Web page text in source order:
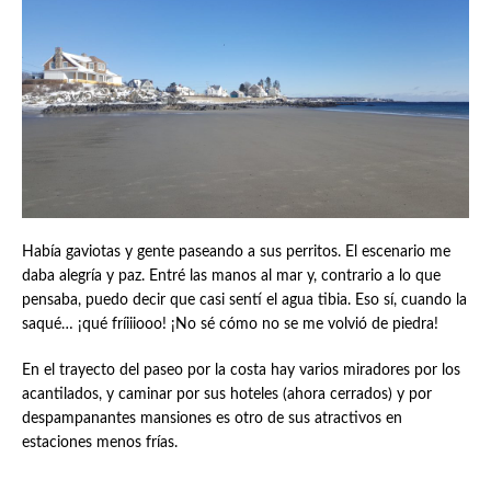
Había gaviotas y gente paseando a sus perritos. El escenario me
daba alegría y paz. Entré las manos al mar y, contrario a lo que
pensaba, puedo decir que casi sentí el agua tibia. Eso sí, cuando la
saqué… ¡qué fríiiiooo! ¡No sé cómo no se me volvió de piedra!
En el trayecto del paseo por la costa hay varios miradores por los
acantilados, y caminar por sus hoteles (ahora cerrados) y por
despampanantes mansiones es otro de sus atractivos en
estaciones menos frías.